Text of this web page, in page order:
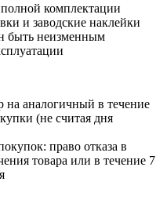
комплектации
и заводские наклейки
быть неизменным
на аналогичный в течение
(не считая дня
право отказа в
товара или в течение 7